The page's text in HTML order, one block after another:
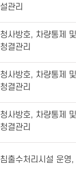
설관리
청사방호, 차량통제
청결관리
청사방호, 차량통제
청결관리
청사방호, 차량통제
청결관리
침출수처리시설 운영